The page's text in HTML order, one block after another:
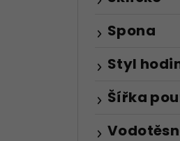
Spona
Styl
Šířka